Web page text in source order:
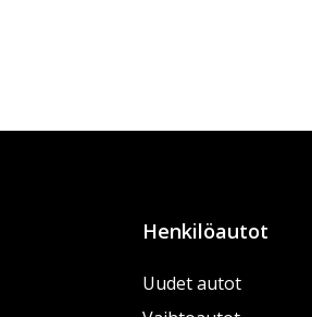
Henkilöautot
Uudet autot